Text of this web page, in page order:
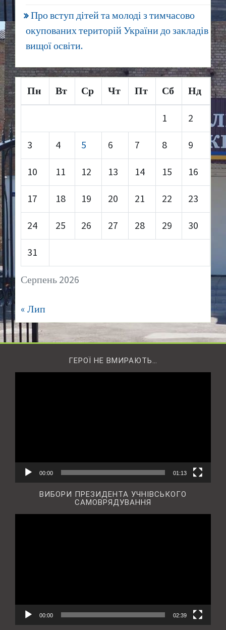
Про вступ дітей та молоді з тимчасово
окупованих територій України до закладів
вищої освіти.
Серпень 2026
Пн Вт Ср Чт Пт Сб Нд
1 2
3 4 5 6 7 8 9
10 11 12 13 14 15 16
17 18 19 20 21 22 23
24 25 26 27 28 29 30
31
« Лип
ГЕРОЇ НЕ ВМИРАЮТЬ…
00:00 01:13
ВИБОРИ ПРЕЗИДЕНТА УЧНІВСЬКОГО
САМОВРЯДУВАННЯ
00:00 02:39